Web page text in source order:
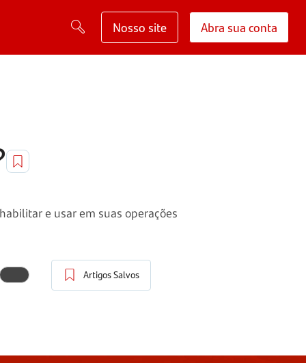
Nosso site Abra sua conta
e usar em suas operações
Artigos Salvos